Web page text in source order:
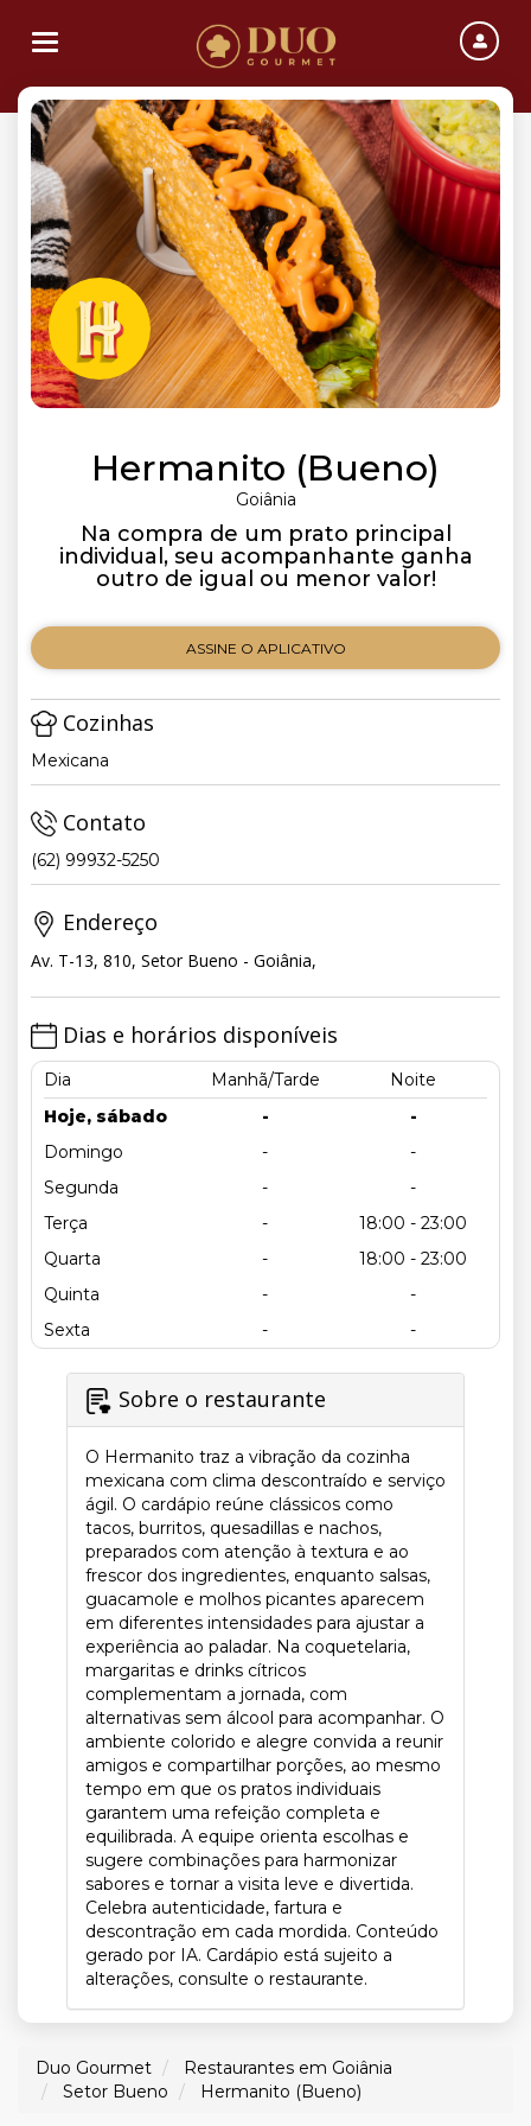
Toggle navigation
Hermanito (Bueno)
Goiânia
Na compra de um prato principal
individual, seu acompanhante ganha
outro de igual ou menor valor!
ASSINE O APLICATIVO
Cozinhas
Mexicana
Contato
(62) 99932-5250
Endereço
Av. T-13, 810, Setor Bueno - Goiânia,
Dias e horários disponíveis
Dia Manhã/Tarde
Noite
Hoje, sábado
-
-
Domingo
-
-
Segunda
-
-
Terça
-
18:00 - 23:00
Quarta
-
18:00 - 23:00
Quinta
-
-
Sexta
- -
Sobre o restaurante
O Hermanito traz a vibração da cozinha
mexicana com clima descontraído e serviço
ágil. O cardápio reúne clássicos como
tacos, burritos, quesadillas e nachos,
preparados com atenção à textura e ao
frescor dos ingredientes, enquanto salsas,
guacamole e molhos picantes aparecem
em diferentes intensidades para ajustar a
experiência ao paladar. Na coquetelaria,
margaritas e drinks cítricos
complementam a jornada, com
alternativas sem álcool para acompanhar. O
ambiente colorido e alegre convida a reunir
amigos e compartilhar porções, ao mesmo
tempo em que os pratos individuais
garantem uma refeição completa e
equilibrada. A equipe orienta escolhas e
sugere combinações para harmonizar
sabores e tornar a visita leve e divertida.
Celebra autenticidade, fartura e
descontração em cada mordida. Conteúdo
gerado por IA. Cardápio está sujeito a
alterações, consulte o restaurante.
Duo Gourmet
Restaurantes em Goiânia
Setor Bueno
Hermanito (Bueno)